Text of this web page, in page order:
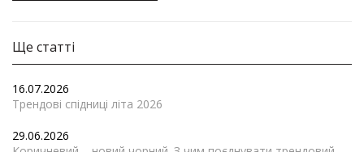
Ще статті
16.07.2026
Трендові спідниці літа 2026
29.06.2026